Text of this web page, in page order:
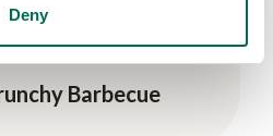
Deny
Barbecue